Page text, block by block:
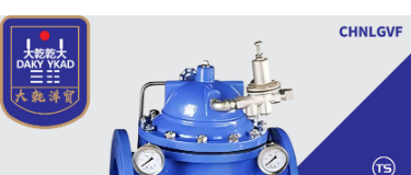
Valve Products
Valve News
Contact Us